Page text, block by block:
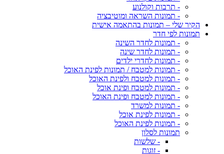
- תרבות וקולנוע
- תמונות השראה ומוטיבציה
הקיר שלי – תמונות בהתאמה אישית
תמונות לפי חדר
- תמונות לחדר השינה
- תמונות לחדר שינה
- תמונות לחדרי ילדים
- תמונות למטבח / תמונות לפינת האוכל
- תמונות למטבח ולפינת האוכל
- תמונות למטבח ופינת אוכל
- תמונות למטבח ופינת האוכל
- תמונות למשרד
- תמונות לפינת אוכל
- תמונות לפינת האוכל
תמונות לסלון
- שלשות
- זוגות